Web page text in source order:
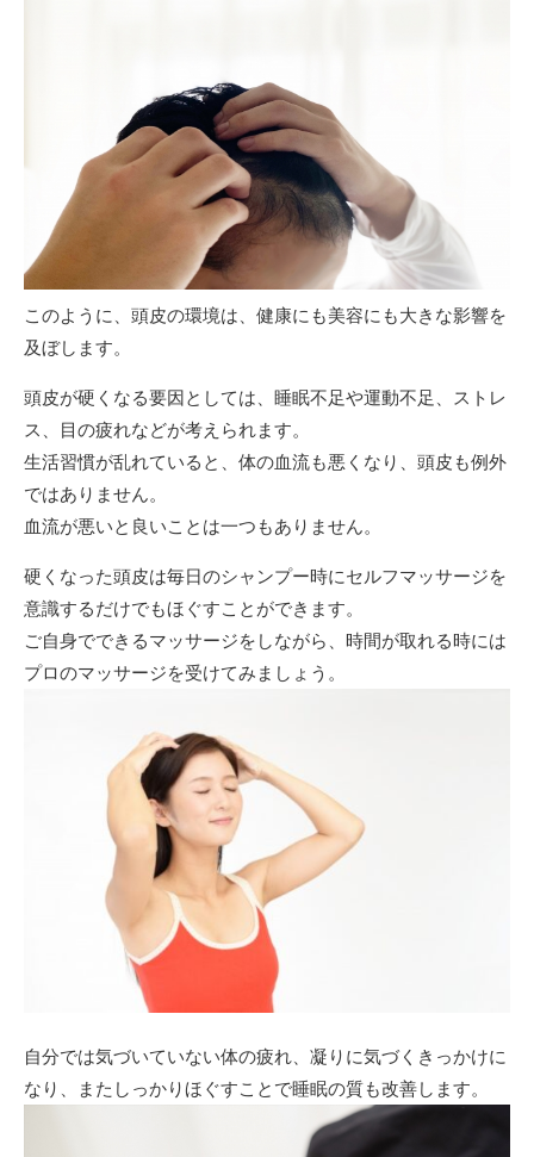
このように、頭皮の環境は、健康にも美容にも大きな影響を
及ぼします。
頭皮が硬くなる要因としては、睡眠不足や運動不足、ストレ
ス、目の疲れなどが考えられます。
生活習慣が乱れていると、体の血流も悪くなり、頭皮も例外
ではありません。
血流が悪いと良いことは一つもありません。
硬くなった頭皮は毎日のシャンプー時にセルフマッサージを
意識するだけでもほぐすことができます。
ご自身でできるマッサージをしながら、時間が取れる時には
プロのマッサージを受けてみましょう。
自分では気づいていない体の疲れ、凝りに気づくきっかけに
なり、またしっかりほぐすことで睡眠の質も改善します。